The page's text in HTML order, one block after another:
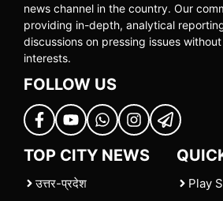
news channel in the country. Our
providing in-depth, analytical
discussions on pressing issues
interests.
FOLLOW US
TOP CITY NEWS
उत्तर-प्रदेश
Play